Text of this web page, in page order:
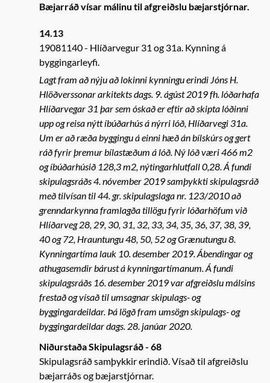
Bæjarráð vísar málinu til afgreiðslu bæjarstjórnar.
14.13
19081140
Hlíðarvegur 31 og 31a. Kynning á
byggingarleyfi.
Lagt fram að nýju að lokinni kynningu erindi Jóns H.
Hlöðverssonar arkitekts dags. 9. ágúst 2019 fh. lóðarhafa
Hlíðarvegar 31 þar sem óskað er eftir að skipta lóðinni
upp og reisa nýtt íbúðarhús á nýrri lóð, Hlíðarvegi 31a.
Um er að ræða byggingu á einni hæð án bílskúrs og gert
ráð fyrir þremur bílastæðum á lóð. Ný lóð væri 466 m2
og íbúðarhúsið 128,3 m2, nýtingarhlutfall 0,28. Á fundi
skipulagsráðs 4. nóvember 2019 samþykkti skipulagsráð
með tilvísan til 44. gr. skipulagslaga nr. 123/2010 að
grenndarkynna framlagða tillögu fyrir lóðarhöfum við
Hlíðarveg 28, 29, 30, 31, 32, 33, 34, 35, 36, 37, 38, 39,
40 og 72, Hrauntungu 48, 50, 52 og Grænutungu 8.
Kynningartíma lauk 10. desember 2019. Ábendingar og
athugasemdir bárust á kynningartímanum. Á fundi
skipulagsráðs 16. desember 2019 var afgreiðslu málsins
frestað og vísað til umsagnar skipulags- og
byggingardeildar. Þá lögð fram umsögn skipulags- og
byggingardeildar dags. 28. janúar 2020.
Niðurstaða Skipulagsráð - 68
Skipulagsráð samþykkir erindið. Vísað til afgreiðslu
bæjarráðs og bæjarstjórnar.